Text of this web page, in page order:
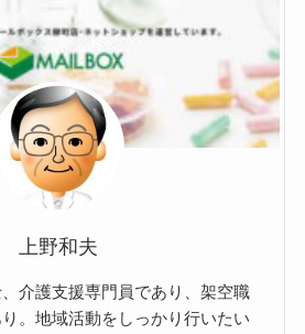
上野和夫
介護支援専門員であり、架空職
。地域活動をしっかり行いたい